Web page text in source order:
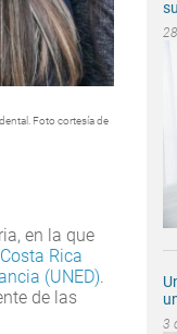
Foto cortesía de
en la que
Rica
(UNED).
de las
3